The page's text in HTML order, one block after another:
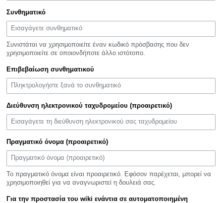
Συνθηματικό
Συνιστάται να χρησιμοποιείτε έναν κωδικό πρόσβασης που δεν
χρησιμοποιείτε σε οποιονδήποτε άλλο ιστότοπο.
Επιβεβαίωση συνθηματικού
Διεύθυνση ηλεκτρονικού ταχυδρομείου (προαιρετικό)
Πραγματικό όνομα (προαιρετικό)
Το πραγματικό όνομα είναι προαιρετικό. Εφόσον παρέχεται, μπορεί να
χρησιμοποιηθεί για να αναγνωριστεί η δουλειά σας.
Για την προστασία του wiki ενάντια σε αυτοματοποιημένη